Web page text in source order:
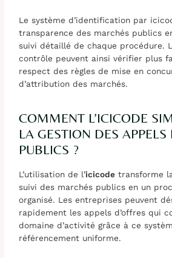
Le système d’identification par
transparence des marchés publics
suivi détaillé de chaque procédure.
contrôle peuvent ainsi vérifier plus
respect des règles de mise en
d’attribution des marchés.
COMMENT L’ICICODE
LA GESTION DES APPELS
PUBLICS ?
L’utilisation de l’icicode transforme
suivi des marchés publics en un
organisé. Les entreprises peuvent
rapidement les appels d’offres qui
domaine d’activité grâce à ce
référencement uniforme.